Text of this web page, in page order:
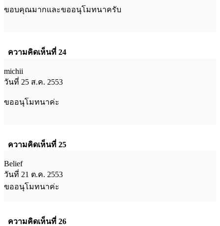
ขอบคุณมากและขออนุโมทนาครับ
ความคิดเห็นที่ 24
michii
วันที่ 25 ส.ค. 2553
ขออนุโมทนาค่ะ
ความคิดเห็นที่ 25
Belief
วันที่ 21 ต.ค. 2553
ขออนุโมทนาค่ะ
ความคิดเห็นที่ 26